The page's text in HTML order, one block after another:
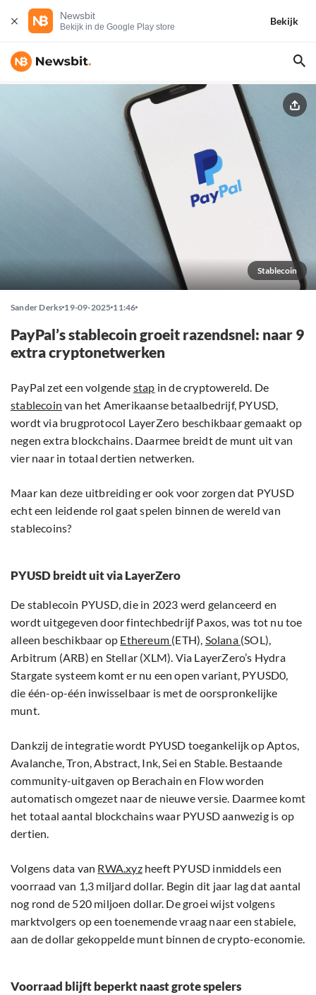
Newsbit
Bekijk in de Google Play store
Bekijk
Stablecoin
Sander Derks 19-09-2025 11:46
PayPal’s stablecoin groeit razendsnel: naar 9
extra cryptonetwerken
PayPal zet een volgende stap in de cryptowereld. De
stablecoin van het Amerikaanse betaalbedrijf, PYUSD,
wordt via brugprotocol LayerZero beschikbaar gemaakt op
negen extra blockchains. Daarmee breidt de munt uit van
vier naar in totaal dertien netwerken.
Maar kan deze uitbreiding er ook voor zorgen dat PYUSD
echt een leidende rol gaat spelen binnen de wereld van
stablecoins?
PYUSD breidt uit via LayerZero
De stablecoin PYUSD, die in 2023 werd gelanceerd en
wordt uitgegeven door fintechbedrijf Paxos, was tot nu toe
alleen beschikbaar op Ethereum (ETH), Solana (SOL),
Arbitrum (ARB) en Stellar (XLM). Via LayerZero’s Hydra
Stargate systeem komt er nu een open variant, PYUSD0,
die één-op-één inwisselbaar is met de oorspronkelijke
munt.
Dankzij de integratie wordt PYUSD toegankelijk op Aptos,
Avalanche, Tron, Abstract, Ink, Sei en Stable. Bestaande
community-uitgaven op Berachain en Flow worden
automatisch omgezet naar de nieuwe versie. Daarmee komt
het totaal aantal blockchains waar PYUSD aanwezig is op
dertien.
Volgens data van RWA.xyzheeft PYUSD inmiddels een
voorraad van 1,3 miljard dollar. Begin dit jaar lag dat aantal
nog rond de 520 miljoen dollar. De groei wijst volgens
marktvolgers op een toenemende vraag naar een stabiele,
aan de dollar gekoppelde munt binnen de crypto-economie.
Voorraad blijft beperkt naast grote spelers